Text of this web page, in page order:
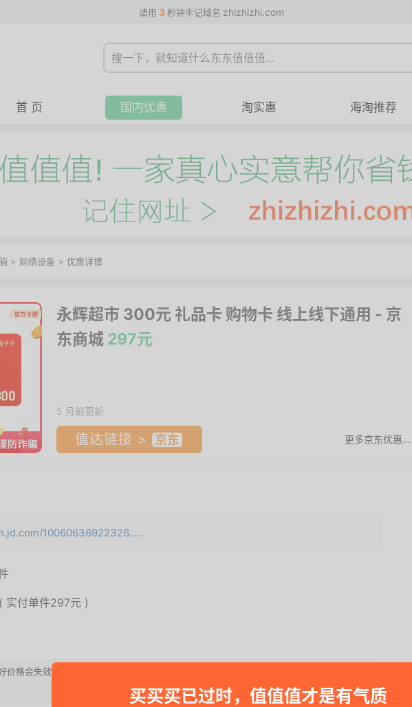
请用 3 秒钟牢记域名 zhizhizhi.com
首 页 国内优惠 淘实惠 海淘推荐
买买买已过时，值值值才是有气质
> 网络设备 > 优惠详情
永辉超市 300元 礼品卡 购物卡 线上线下通用 - 京
东商城 297元
5 月前更新
值达链接 > 更多京东优惠...
10060636922326.....
( 实付单件297元 )
格会失效, 请速度买之。假若您点击到京东商城详情网页显示标价已复原, 说明好价格停止